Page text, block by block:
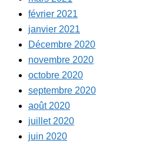
février 2021
janvier 2021
Décembre 2020
novembre 2020
octobre 2020
septembre 2020
août 2020
juillet 2020
juin 2020